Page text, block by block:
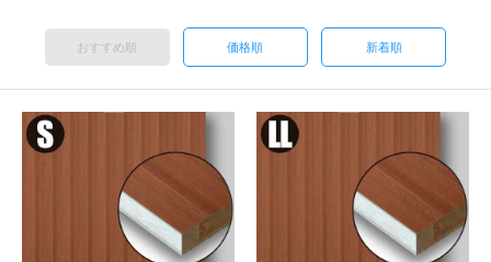
おすすめ順 価格順 新着順